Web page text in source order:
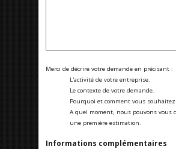
Merci de décrire votre demande en précisant :
L'activité de votre entreprise.
Le contexte de votre demande.
Pourquoi et comment vous
A quel moment, nous pouvons vous
une première estimation.
Informations complémentaires